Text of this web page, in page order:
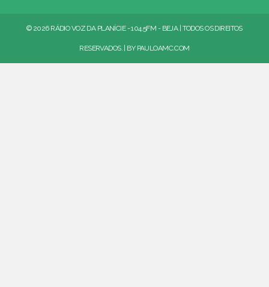
© 2026 RÁDIO VOZ DA PLANÍCIE - 104.5FM - BEJA | TODOS OS DIREITOS
RESERVADOS. | BY PAULOAMC.COM